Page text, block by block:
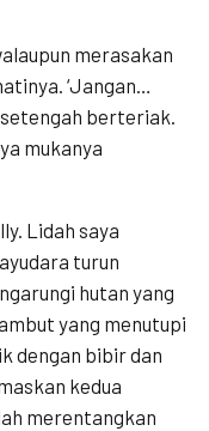
merasakan
‘Jangan…
berteriak.
mukanya
Lidah saya
turun
hutan yang
yang menutupi
dengan bibir dan
kedua
merentangkan